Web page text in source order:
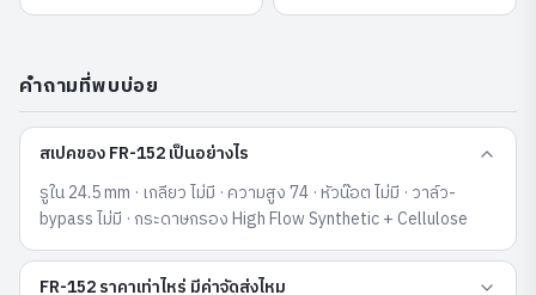
คำถามที่พบบ่อย
สเปคของ FR-152 เป็นอย่างไร
รูใน 24.5 mm · เกลียว ไม่มี · ความสูง 74 · หัวน๊อต ไม่มี · วาล์ว-
bypass ไม่มี · กระดาษกรอง High Flow Synthetic + Cellulose
FR-152 ราคาเท่าไหร่ มีค่าจัดส่งไหม